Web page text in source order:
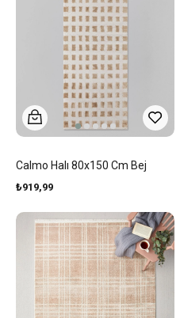
Calmo Halı 80x150 Cm Bej
₺919,99